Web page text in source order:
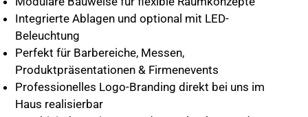
Integrierte Ablagen und optional mit LED-
Beleuchtung
Perfekt für Barbereiche, Messen,
Produktpräsentationen & Firmenevents
Professionelles Logo-Branding direkt bei uns im
Haus realisierbar